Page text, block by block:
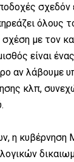
σχεδόν
όλους
σχέση με τον
είναι
αν λάβουμε
κλπ,
η κυβέρνηση